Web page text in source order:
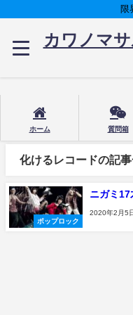
限
カワノマ
ホーム 質問箱
化けるレコードの記
ポップロック
ニガミ17
2020年2月5